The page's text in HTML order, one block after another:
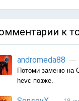
к
andromeda88 —
Потоми заменю на
hevc позже.